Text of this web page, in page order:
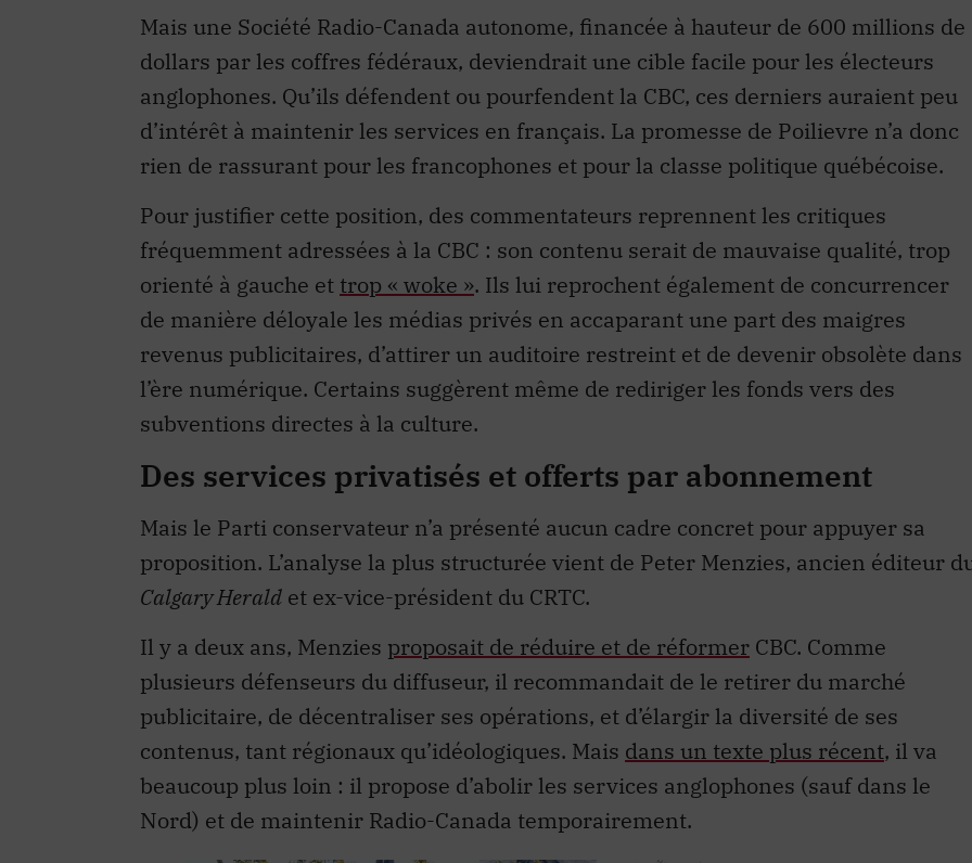
Mais une Société Radio-Canada autonome, financée à hauteur de 600 millions de
dollars par les coffres fédéraux, deviendrait une cible facile pour les électeurs
anglophones. Qu’ils défendent ou pourfendent la CBC, ces derniers auraient peu
d’intérêt à maintenir les services en français. La promesse de Poilievre n’a donc
rien de rassurant pour les francophones et pour la classe politique québécoise.
Pour justifier cette position, des commentateurs reprennent les critiques
fréquemment adressées à la CBC : son contenu serait de mauvaise qualité, trop
orienté à gauche et trop « woke ». Ils lui reprochent également de concurrencer
de manière déloyale les médias privés en accaparant une part des maigres
revenus publicitaires, d’attirer un auditoire restreint et de devenir obsolète dans
l’ère numérique. Certains suggèrent même de rediriger les fonds vers des
subventions directes à la culture.
Des services privatisés et offerts par abonnement
Mais le Parti conservateur n’a présenté aucun cadre concret pour appuyer sa
proposition. L’analyse la plus structurée vient de Peter Menzies, ancien éditeur
Calgary Herald et ex-vice-président du CRTC.
Il y a deux ans, Menzies proposait de réduire et de réformer CBC. Comme
plusieurs défenseurs du diffuseur, il recommandait de le retirer du marché
publicitaire, de décentraliser ses opérations, et d’élargir la diversité de ses
contenus, tant régionaux qu’idéologiques. Mais dans un texte plus récent, il va
beaucoup plus loin : il propose d’abolir les services anglophones (sauf dans le
Nord) et de maintenir Radio-Canada temporairement.